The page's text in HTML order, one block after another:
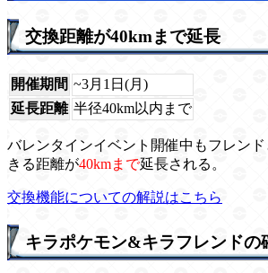
交換距離が40kmまで延長
開催期間 ~3月1日(月)
延長距離 半径40km以内まで
バレンタインイベント開催中もフレン
きる距離が40kmまで延長される。
交換機能についての解説はこちら
キラポケモン&キラフレンドの